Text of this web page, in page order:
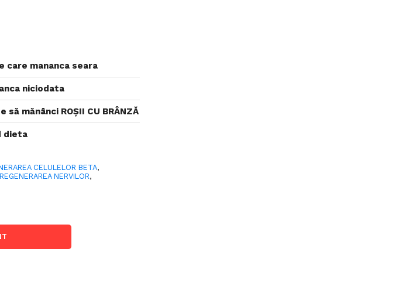
care mananca seara
niciodata
mănânci ROŞII CU BRÂNZĂ
dieta
CELULELOR BETA,
REGENERAREA NERVILOR,